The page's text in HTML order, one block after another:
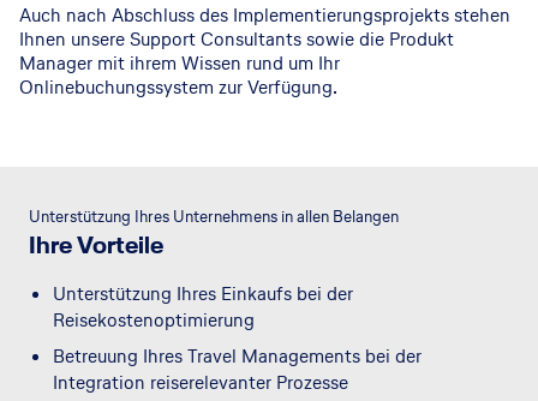
Auch nach Abschluss des Implementierungsprojekts stehen
Ihnen unsere Support Consultants sowie die Produkt
Manager mit ihrem Wissen rund um Ihr
Onlinebuchungssystem zur Verfügung.
Unterstützung Ihres Unternehmens in allen Belangen
Ihre Vorteile
Unterstützung Ihres Einkaufs bei der
Reisekostenoptimierung
Betreuung Ihres Travel Managements bei der
Integration reiserelevanter Prozesse